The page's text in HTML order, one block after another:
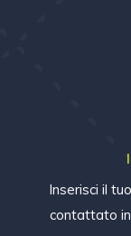
Inserisci il
contattato